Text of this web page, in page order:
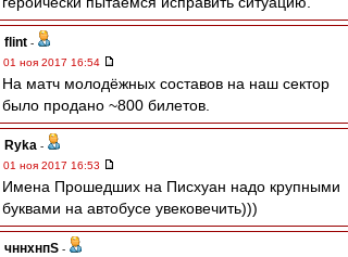
flint -
01 ноя 2017 16:54
На матч молодёжных составов на наш сектор
было продано ~800 билетов.
Ryka -
01 ноя 2017 16:53
Имена Прошедших на Писхуан надо крупными
буквами на автобусе увековечить)))
чннхнпS -